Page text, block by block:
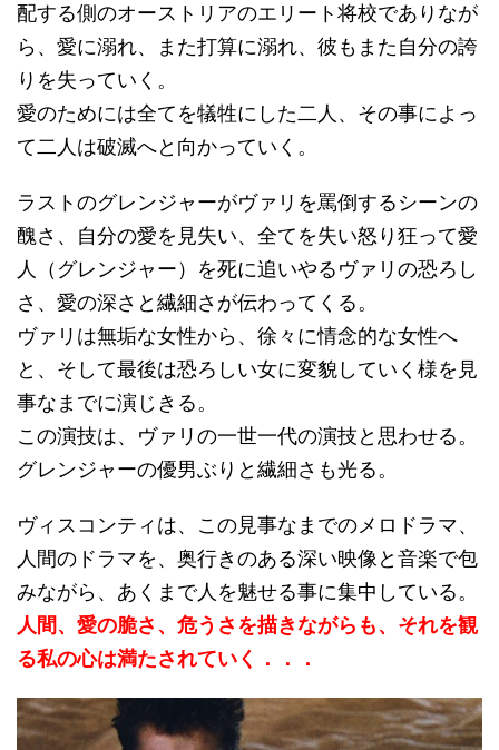
配する側のオーストリアのエリート将校でありなが
ら、愛に溺れ、また打算に溺れ、彼もまた自分の誇
りを失っていく。
愛のためには全てを犠牲にした二人、その事によっ
て二人は破滅へと向かっていく。
ラストのグレンジャーがヴァリを罵倒するシーンの
醜さ、自分の愛を見失い、全てを失い怒り狂って愛
人（グレンジャー）を死に追いやるヴァリの恐ろし
さ、愛の深さと繊細さが伝わってくる。
ヴァリは無垢な女性から、徐々に情念的な女性へ
と、そして最後は恐ろしい女に変貌していく様を見
事なまでに演じきる。
この演技は、ヴァリの一世一代の演技と思わせる。
グレンジャーの優男ぶりと繊細さも光る。
ヴィスコンティは、この見事なまでのメロドラマ、
人間のドラマを、奥行きのある深い映像と音楽で包
みながら、あくまで人を魅せる事に集中している。
人間、愛の脆さ、危うさを描きながらも、それを観
る私の心は満たされていく．．．